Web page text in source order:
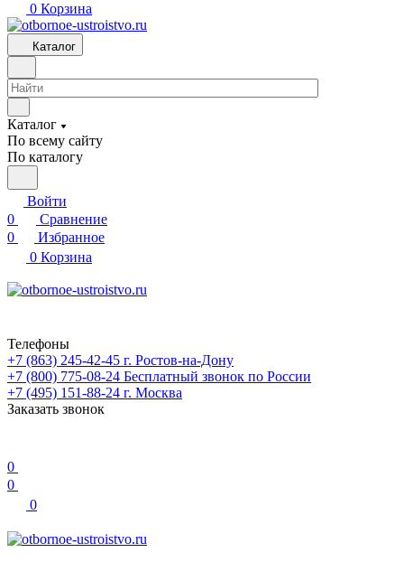
0 Корзина
Каталог
Каталог
По всему сайту
По каталогу
Войти
0
Сравнение
0
Избранное
0 Корзина
Телефоны
+7 (863) 245-42-45 г. Ростов-на-Дону
+7 (800) 775-08-24 Бесплатный звонок по России
+7 (495) 151-88-24 г. Москва
Заказать звонок
0
0
0